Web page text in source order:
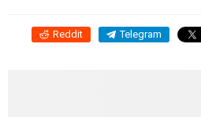
Reddit Telegram